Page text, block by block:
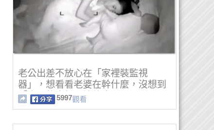
老公出差不放心在「家裡裝監視
器」，想看看老婆在幹什麼，沒想到
「出現的畫麵」讓他痛心！
5997觀看